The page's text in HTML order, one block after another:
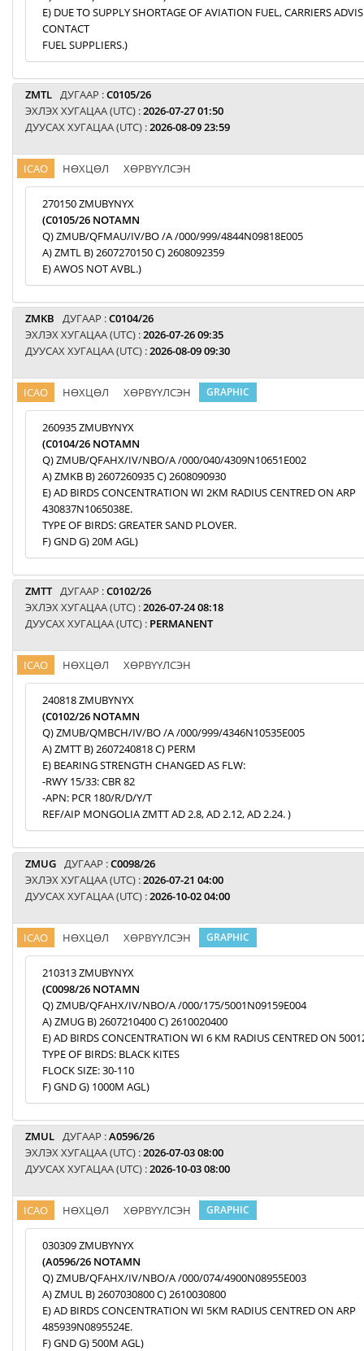
E) DUE TO SUPPLY SHORTAGE OF AVIATION FUEL, CARRIERS
CONTACT
FUEL SUPPLIERS.)
ZMTL ДУГААР :C0105/26
ЭХЛЭХ ХУГАЦАА (UTC) :2026-07-27 01:50
ДУУСАХ ХУГАЦАА (UTC) :2026-08-09 23:59
ICAO НӨХЦӨЛ ХӨРВҮҮЛСЭН
270150 ZMUBYNYX
(C0105/26 NOTAMN
Q) ZMUB/QFMAU/IV/BO /A /000/999/4844N09818E005
A) ZMTL B) 2607270150 C) 2608092359
E) AWOS NOT AVBL.)
ZMKB ДУГААР :C0104/26
ЭХЛЭХ ХУГАЦАА (UTC) :2026-07-26 09:35
ДУУСАХ ХУГАЦАА (UTC) :2026-08-09 09:30
ICAO НӨХЦӨЛ ХӨРВҮҮЛСЭН GRAPHIC
260935 ZMUBYNYX
(C0104/26 NOTAMN
Q) ZMUB/QFAHX/IV/NBO/A /000/040/4309N10651E002
A) ZMKB B) 2607260935 C) 2608090930
E) AD BIRDS CONCENTRATION WI 2KM RADIUS CENTRED ON ARP
430837N1065038E.
TYPE OF BIRDS: GREATER SAND PLOVER.
F) GND G) 20M AGL)
ZMTT ДУГААР :C0102/26
ЭХЛЭХ ХУГАЦАА (UTC) :2026-07-24 08:18
ДУУСАХ ХУГАЦАА (UTC) : PERMANENT
ICAO НӨХЦӨЛ ХӨРВҮҮЛСЭН
240818 ZMUBYNYX
(C0102/26 NOTAMN
Q) ZMUB/QMBCH/IV/BO /A /000/999/4346N10535E005
A) ZMTT B) 2607240818 C) PERM
E) BEARING STRENGTH CHANGED AS FLW:
-RWY 15/33: CBR 82
-APN: PCR 180/R/D/Y/T
REF/AIP MONGOLIA ZMTT AD 2.8, AD 2.12, AD 2.24. )
ZMUG ДУГААР :C0098/26
ЭХЛЭХ ХУГАЦАА (UTC) :2026-07-21 04:00
ДУУСАХ ХУГАЦАА (UTC) :2026-10-02 04:00
ICAO НӨХЦӨЛ ХӨРВҮҮЛСЭН GRAPHIC
210313 ZMUBYNYX
(C0098/26 NOTAMN
Q) ZMUB/QFAHX/IV/NBO/A /000/175/5001N09159E004
A) ZMUG B) 2607210400 C) 2610020400
E) AD BIRDS CONCENTRATION WI 6 KM RADIUS CENTRED ON
TYPE OF BIRDS: BLACK KITES
FLOCK SIZE: 30-110
F) GND G) 1000M AGL)
ZMUL ДУГААР :A0596/26
ЭХЛЭХ ХУГАЦАА (UTC) :2026-07-03 08:00
ДУУСАХ ХУГАЦАА (UTC) :2026-10-03 08:00
ICAO НӨХЦӨЛ ХӨРВҮҮЛСЭН GRAPHIC
030309 ZMUBYNYX
(A0596/26 NOTAMN
Q) ZMUB/QFAHX/IV/NBO/A /000/074/4900N08955E003
A) ZMUL B) 2607030800 C) 2610030800
E) AD BIRDS CONCENTRATION WI 5KM RADIUS CENTRED ON ARP
485939N0895524E.
F) GND G) 500M AGL)